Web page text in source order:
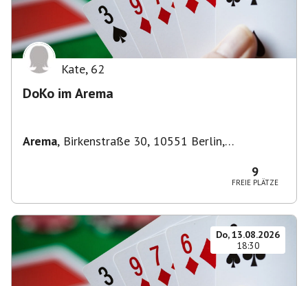
Kate, 62
DoKo im Arema
Arema, Birkenstraße 30, 10551 Berlin,
9
FREIE PLÄTZE
Do, 13.08.2026
18:30